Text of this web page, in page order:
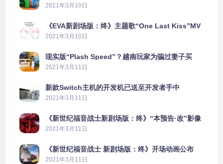
2021年3月10日
《EVA新剧场版：终》主题歌“One Last Kiss”MV
公布
2021年3月10日
现实版“Plash Speed”？越南玩家为骗过妻子买
PS5上演好戏
2021年3月11日
新款Switch主机的开发机已送至开发者手中
2021年3月11日
《新世纪福音战士新剧场版：终》“本预告·改”影像
公开
2021年3月11日
《新世纪福音战士 新剧场版：终》开场动画公布
2021年3月11日